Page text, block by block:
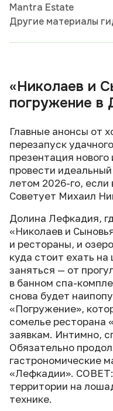
Mantra Estate
Другие материалы
«Николаев и
погружение в
Главные анонсы от
перезапуск
презентация
провести
летом 2026-го,
Советует Михаил
Долина Лефкадия,
«Николаев и
и рестораны, и
куда стоит ехать
заняться — от
в банном спа-
снова будет
«Погружение»,
сомелье ресторана
заявкам. Интимно,
Обязательно
гастрономические
«Лефкадии». СОВЕТ:
территории на
технике.